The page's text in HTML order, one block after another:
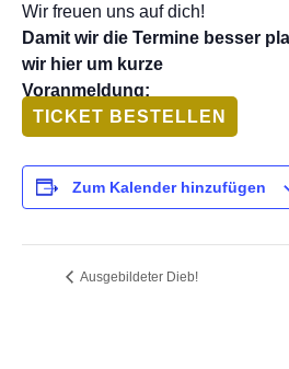
Wir freuen uns auf dich!
Damit wir die Termine besser
wir hier um kurze
Voranmeldung:
TICKET BESTELLEN
Zum Kalender hinzufügen
Ausgebildeter Dieb!